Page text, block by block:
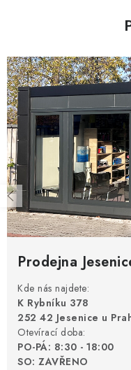
Prodejna
Kde nás najdete:
K Rybníku 378
252 42 Jesenice u
Otevírací doba:
PO-PÁ: 8:30 - 18:00
SO: ZAVŘENO